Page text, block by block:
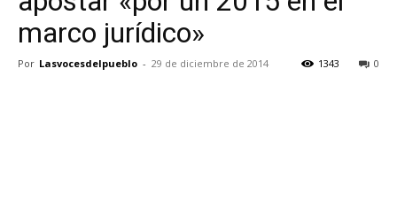
marco jurídico»
Por Lasvocesdelpueblo - 29 de diciembre de 2014 0
1343